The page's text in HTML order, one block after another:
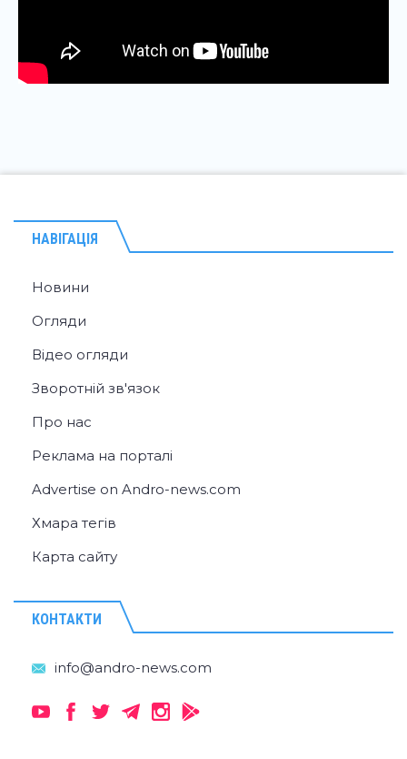
НАВІГАЦІЯ
Новини
Огляди
Відео огляди
Зворотній зв'язок
Про нас
Реклама на порталі
Advertise on Andro-news.com
Хмара тегів
Карта сайту
КОНТАКТИ